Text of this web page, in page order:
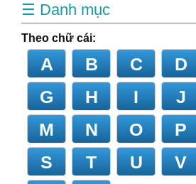
☰ Danh mục
Theo chữ cái:
A B C D
G
H I J
M
N O P
S
T U V